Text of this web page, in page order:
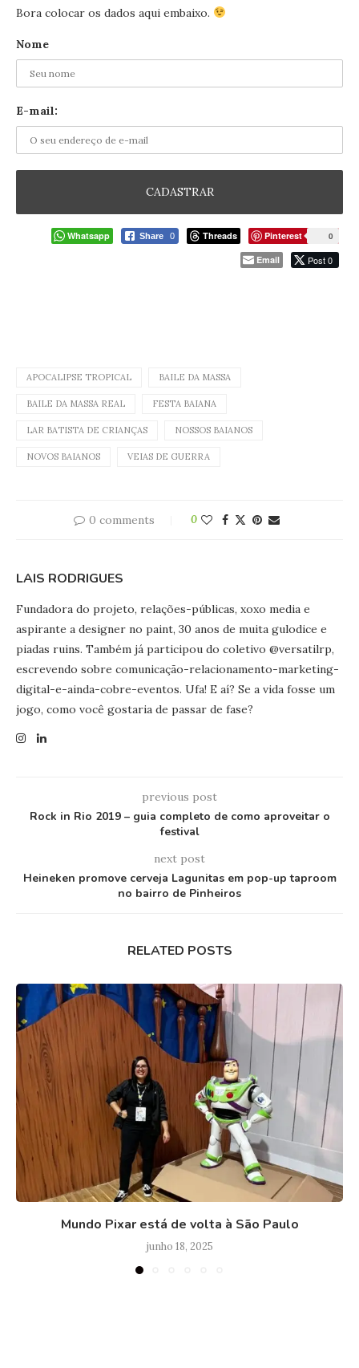
Bora colocar os dados aqui embaixo.
Nome
E-mail:
Whatsapp Share 0 Threads Pinterest 0
Email Post 0
APOCALIPSE TROPICAL BAILE DA MASSA
BAILE DA MASSA REAL FESTA BAIANA
LAR BATISTA DE CRIANÇAS NOSSOS BAIANOS
NOVOS BAIANOS VEIAS DE GUERRA
0 comments 0
LAIS RODRIGUES
Fundadora do projeto, relações-públicas, xoxo media e
aspirante a designer no paint, 30 anos de muita gulodice e
piadas ruins. Também já participou do coletivo @versatilrp,
escrevendo sobre comunicação-relacionamento-marketing-
digital-e-ainda-cobre-eventos. Ufa! E aí? Se a vida fosse um
jogo, como você gostaria de passar de fase?
previous post
Rock in Rio 2019 – guia completo de como aproveitar o
festival
next post
Heineken promove cerveja Lagunitas em pop-up taproom
no bairro de Pinheiros
RELATED POSTS
Mundo Pixar está de volta à São Paulo
junho 18, 2025